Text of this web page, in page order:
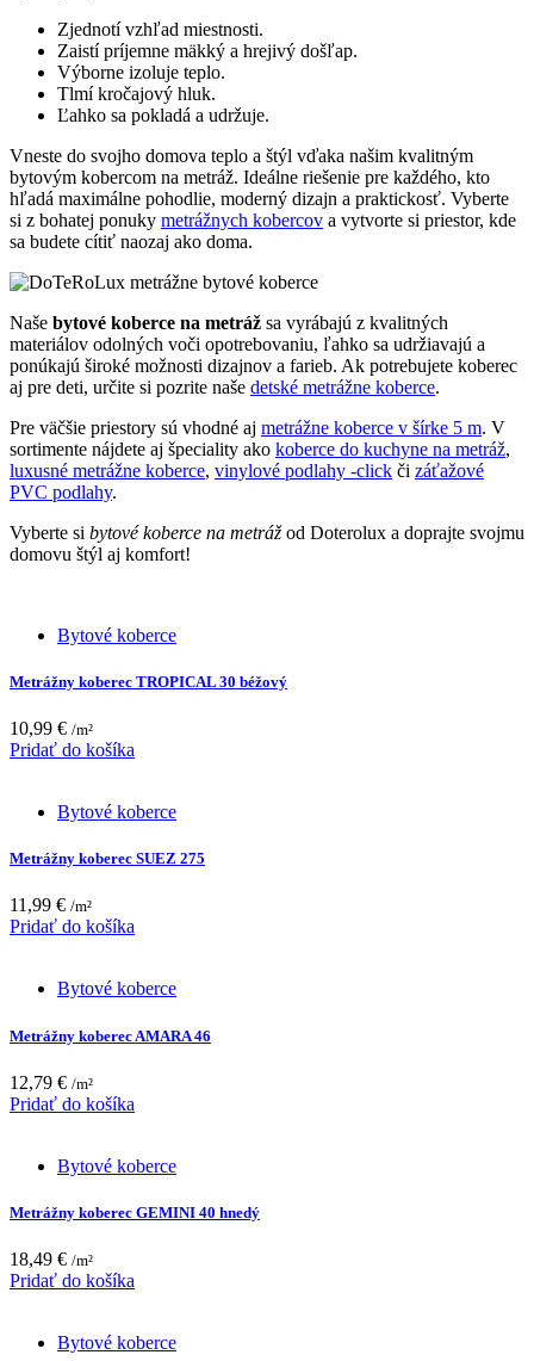
Zjednotí vzhľad miestnosti.
Zaistí príjemne mäkký a hrejivý došľap.
Výborne izoluje teplo.
Tlmí kročajový hluk.
Ľahko sa pokladá a udržuje.
Vneste do svojho domova teplo a štýl vďaka našim kvalitným
bytovým kobercom na metráž. Ideálne riešenie pre každého, kto
hľadá maximálne pohodlie, moderný dizajn a praktickosť. Vyberte
si z bohatej ponuky metrážnych kobercov a vytvorte si priestor, kde
sa budete cítiť naozaj ako doma.
Naše bytové koberce na metráž sa vyrábajú z kvalitných
materiálov odolných voči opotrebovaniu, ľahko sa udržiavajú a
ponúkajú široké možnosti dizajnov a farieb. Ak potrebujete koberec
aj pre deti, určite si pozrite naše detské metrážne koberce.
Pre väčšie priestory sú vhodné aj metrážne koberce v šírke 5 m. V
sortimente nájdete aj špeciality ako koberce do kuchyne na metráž,
luxusné metrážne koberce, vinylové podlahy -click či záťažové
PVC podlahy.
Vyberte si bytové koberce na metrážod Doterolux a doprajte svojmu
domovu štýl aj komfort!
Bytové koberce
Metrážny koberec TROPICAL 30 béžový
10,99 € /m²
Pridať do košíka
Bytové koberce
Metrážny koberec SUEZ 275
11,99 € /m²
Pridať do košíka
Bytové koberce
Metrážny koberec AMARA 46
12,79 € /m²
Pridať do košíka
Bytové koberce
Metrážny koberec GEMINI 40 hnedý
18,49 € /m²
Pridať do košíka
Bytové koberce